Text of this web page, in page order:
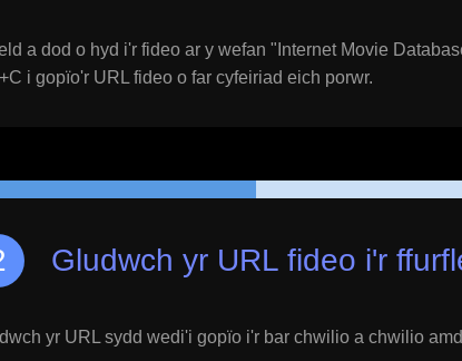
a dod o hyd i'r fideo ar y wefan " Internet Movie
i gopïo'r URL fideo o far cyfeiriad eich porwr.
Gludwch yr URL fideo i'r
yr URL sydd wedi'i gopïo i'r bar chwilio a chwilio